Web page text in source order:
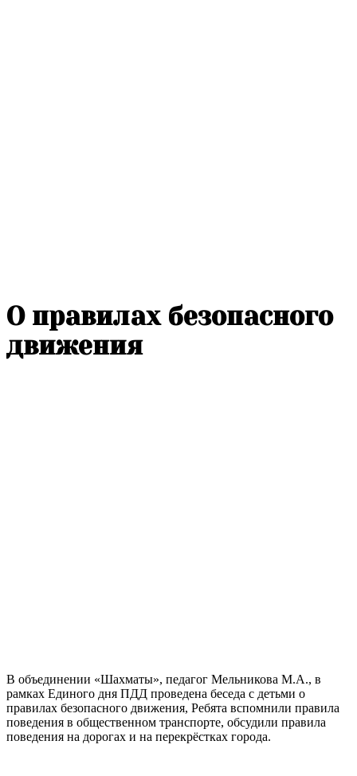
О правилах безопасного
движения
В объединении «Шахматы», педагог Мельникова М.А., в
рамках Единого дня ПДД проведена беседа с детьми о
правилах безопасного движения, Ребята вспомнили правила
поведения в общественном транспорте, обсудили правила
поведения на дорогах и на перекрёстках города.